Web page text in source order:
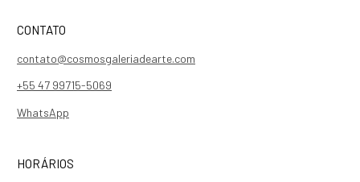
CONTATO
contato@cosmosgaleriadearte.com
+55 47 99715-5069
WhatsApp
HORÁRIOS